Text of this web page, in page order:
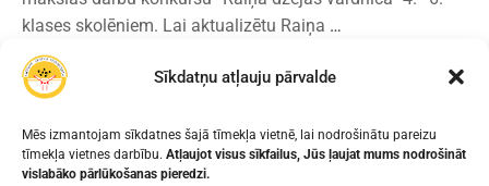
Sīkdatņu atļauju pārvalde
Mēs izmantojam sīkdatnes šajā tīmekļa vietnē, lai nodrošinātu pareizu
tīmekļa vietnes darbību. Atļaujot visus sīkfailus, Jūs ļaujat mums nodrošināt
vislabāko pārlūkošanas pieredzi.
klases skolēniem. Lai aktualizētu Raiņa …
LASĪT VAIRĀK